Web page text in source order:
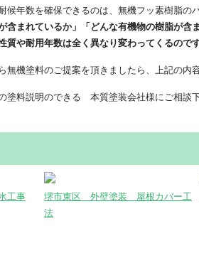
候年数を確保できるのは、無機フッ素樹脂の
含まれているか」「どんな有機物の樹脂が含
質や耐用年数は全く異なり変わってくるのです
機塗料のご提案を頂きましたら、上記の内
塗料説明のできる 本質塗装会社様にご相談下
工事
堺市東区 外壁塗装 屋根カバー工
法